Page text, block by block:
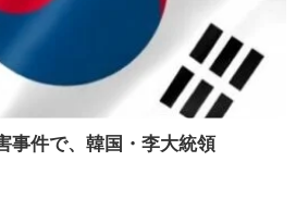
事件で、韓国・李大統領